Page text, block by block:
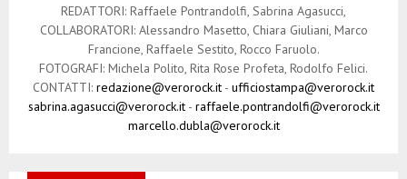
REDATTORI: Raffaele Pontrandolfi, Sabrina Agasucci,
COLLABORATORI: Alessandro Masetto, Chiara Giuliani, Marco
Francione, Raffaele Sestito, Rocco Faruolo.
FOTOGRAFI: Michela Polito, Rita Rose Profeta, Rodolfo Felici.
CONTATTI: redazione@verorock.it - ufficiostampa@verorock.it
sabrina.agasucci@verorock.it- raffaele.pontrandolfi@verorock.it
marcello.dubla@verorock.it